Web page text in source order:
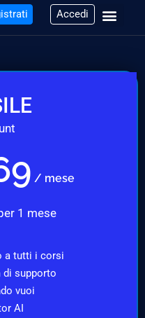
Accedi
/ mese
1 mese
a tutti i corsi
di supporto
vuoi
AI